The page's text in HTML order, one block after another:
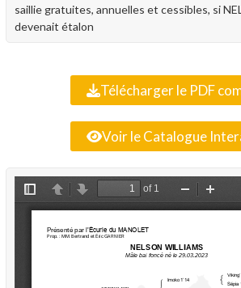
saillie gratuites, annuelles et cessibles, si
devenait étalon
Télécharger le PDF
Voir le Catalogue